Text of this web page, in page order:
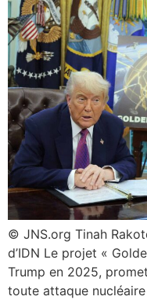
© JNS.org Tinah
d’IDN Le projet «
Trump en 2025,
toute attaque